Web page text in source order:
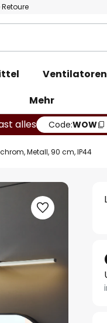
Ventilatoren
Mehr
alles Code:WOW
Metall, 90 cm, IP44